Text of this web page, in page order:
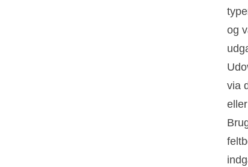
og
via